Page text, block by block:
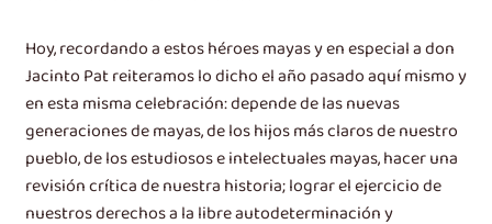
Hoy, recordando a estos héroes mayas y en especial a don
Jacinto Pat reiteramos lo dicho el año pasado aquí mismo y
en esta misma celebración: depende de las nuevas
generaciones de mayas, de los hijos más claros de nuestro
pueblo, de los estudiosos e intelectuales mayas, hacer una
revisión crítica de nuestra historia; lograr el ejercicio de
nuestros derechos a la libre autodeterminación y